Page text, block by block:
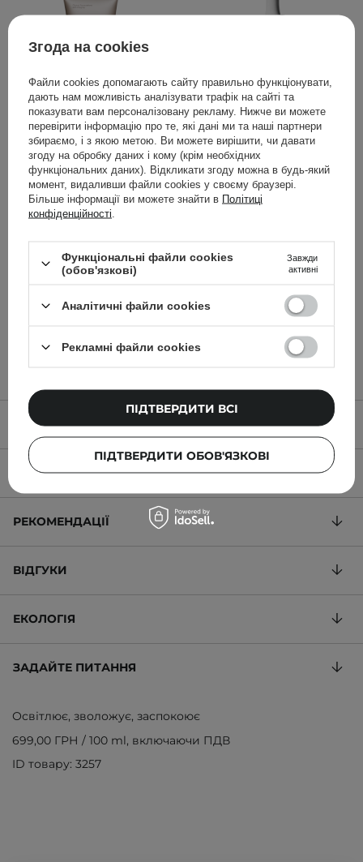
The Ordinary - Vitamin C
Suspension 23% + HA
Spheres 2% - Сироватка
гіалуроновою кислотою
- 30ml
БЕСТСЕЛЕР
The Ordinary -
Niacinamide 10% + Zinc
260,00 ГРН
ОПИС ТОВАРУ
СКЛАД
РЕКОМЕНДАЦІЇ
ВІДГУКИ
ЕКОЛОГІЯ
ЗАДАЙТЕ ПИТАННЯ
Освітлює, зволожує, заспокоює
699,00 ГРН / 100 ml, включаючи ПДВ
ID товару: 3257
Згода на cookies
Файли cookies допомагають сайту правильно функціонувати,
дають нам можливість аналізувати трафік на сайті та
показувати вам персоналізовану рекламу. Нижче ви можете
перевірити інформацію про те, які дані ми та наші партнери
збираємо, і з якою метою. Ви можете вирішити, чи давати
згоду на обробку даних і кому (крім необхідних
функціональних даних). Відкликати згоду можна в будь-який
момент, видаливши файли cookies у своєму браузері.
Більше інформації ви можете знайти в Політиці
конфіденційності
Функціональні файли cookies
(обов'язкові)
Завжди
активні
Аналітичні файли cookies
Рекламні файли cookies
ПІДТВЕРДИТИ ОБОВ'ЯЗКОВІ
ПІДТВЕРДИТИ ВСІ